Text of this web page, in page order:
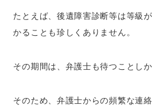
たとえば、後遺障害診断等は等級
かることも珍しくありません。
その期間は、弁護士も待つことしか
そのため、弁護士からの頻繁な連